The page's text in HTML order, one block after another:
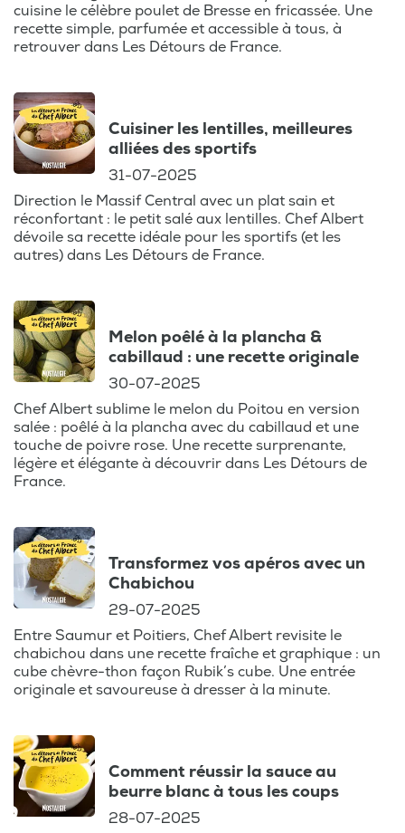
cuisine le célèbre poulet de Bresse en fricassée. Une
recette simple, parfumée et accessible à tous, à
retrouver dans Les Détours de France.
Cuisiner les lentilles, meilleures
alliées des sportifs
31-07-2025
Direction le Massif Central avec un plat sain et
réconfortant : le petit salé aux lentilles. Chef Albert
dévoile sa recette idéale pour les sportifs (et les
autres) dans Les Détours de France.
Melon poêlé à la plancha &
cabillaud : une recette originale
30-07-2025
Chef Albert sublime le melon du Poitou en version
salée : poêlé à la plancha avec du cabillaud et une
touche de poivre rose. Une recette surprenante,
légère et élégante à découvrir dans Les Détours de
France.
Transformez vos apéros avec un
Chabichou
29-07-2025
Entre Saumur et Poitiers, Chef Albert revisite le
chabichou dans une recette fraîche et graphique : un
cube chèvre-thon façon Rubik’s cube. Une entrée
originale et savoureuse à dresser à la minute.
Comment réussir la sauce au
beurre blanc à tous les coups
28-07-2025